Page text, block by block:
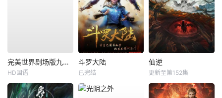
完美世界剧场版九劫焚天
HD国语
斗罗大陆
已完结
仙逆
更新至第152集